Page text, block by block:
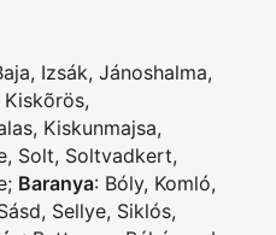
, Izsák, Jánoshalma,
Kiskõrös,
, Kiskunmajsa,
, Solt, Soltvadkert,
; Baranya: Bóly, Komló,
, Sellye, Siklós,